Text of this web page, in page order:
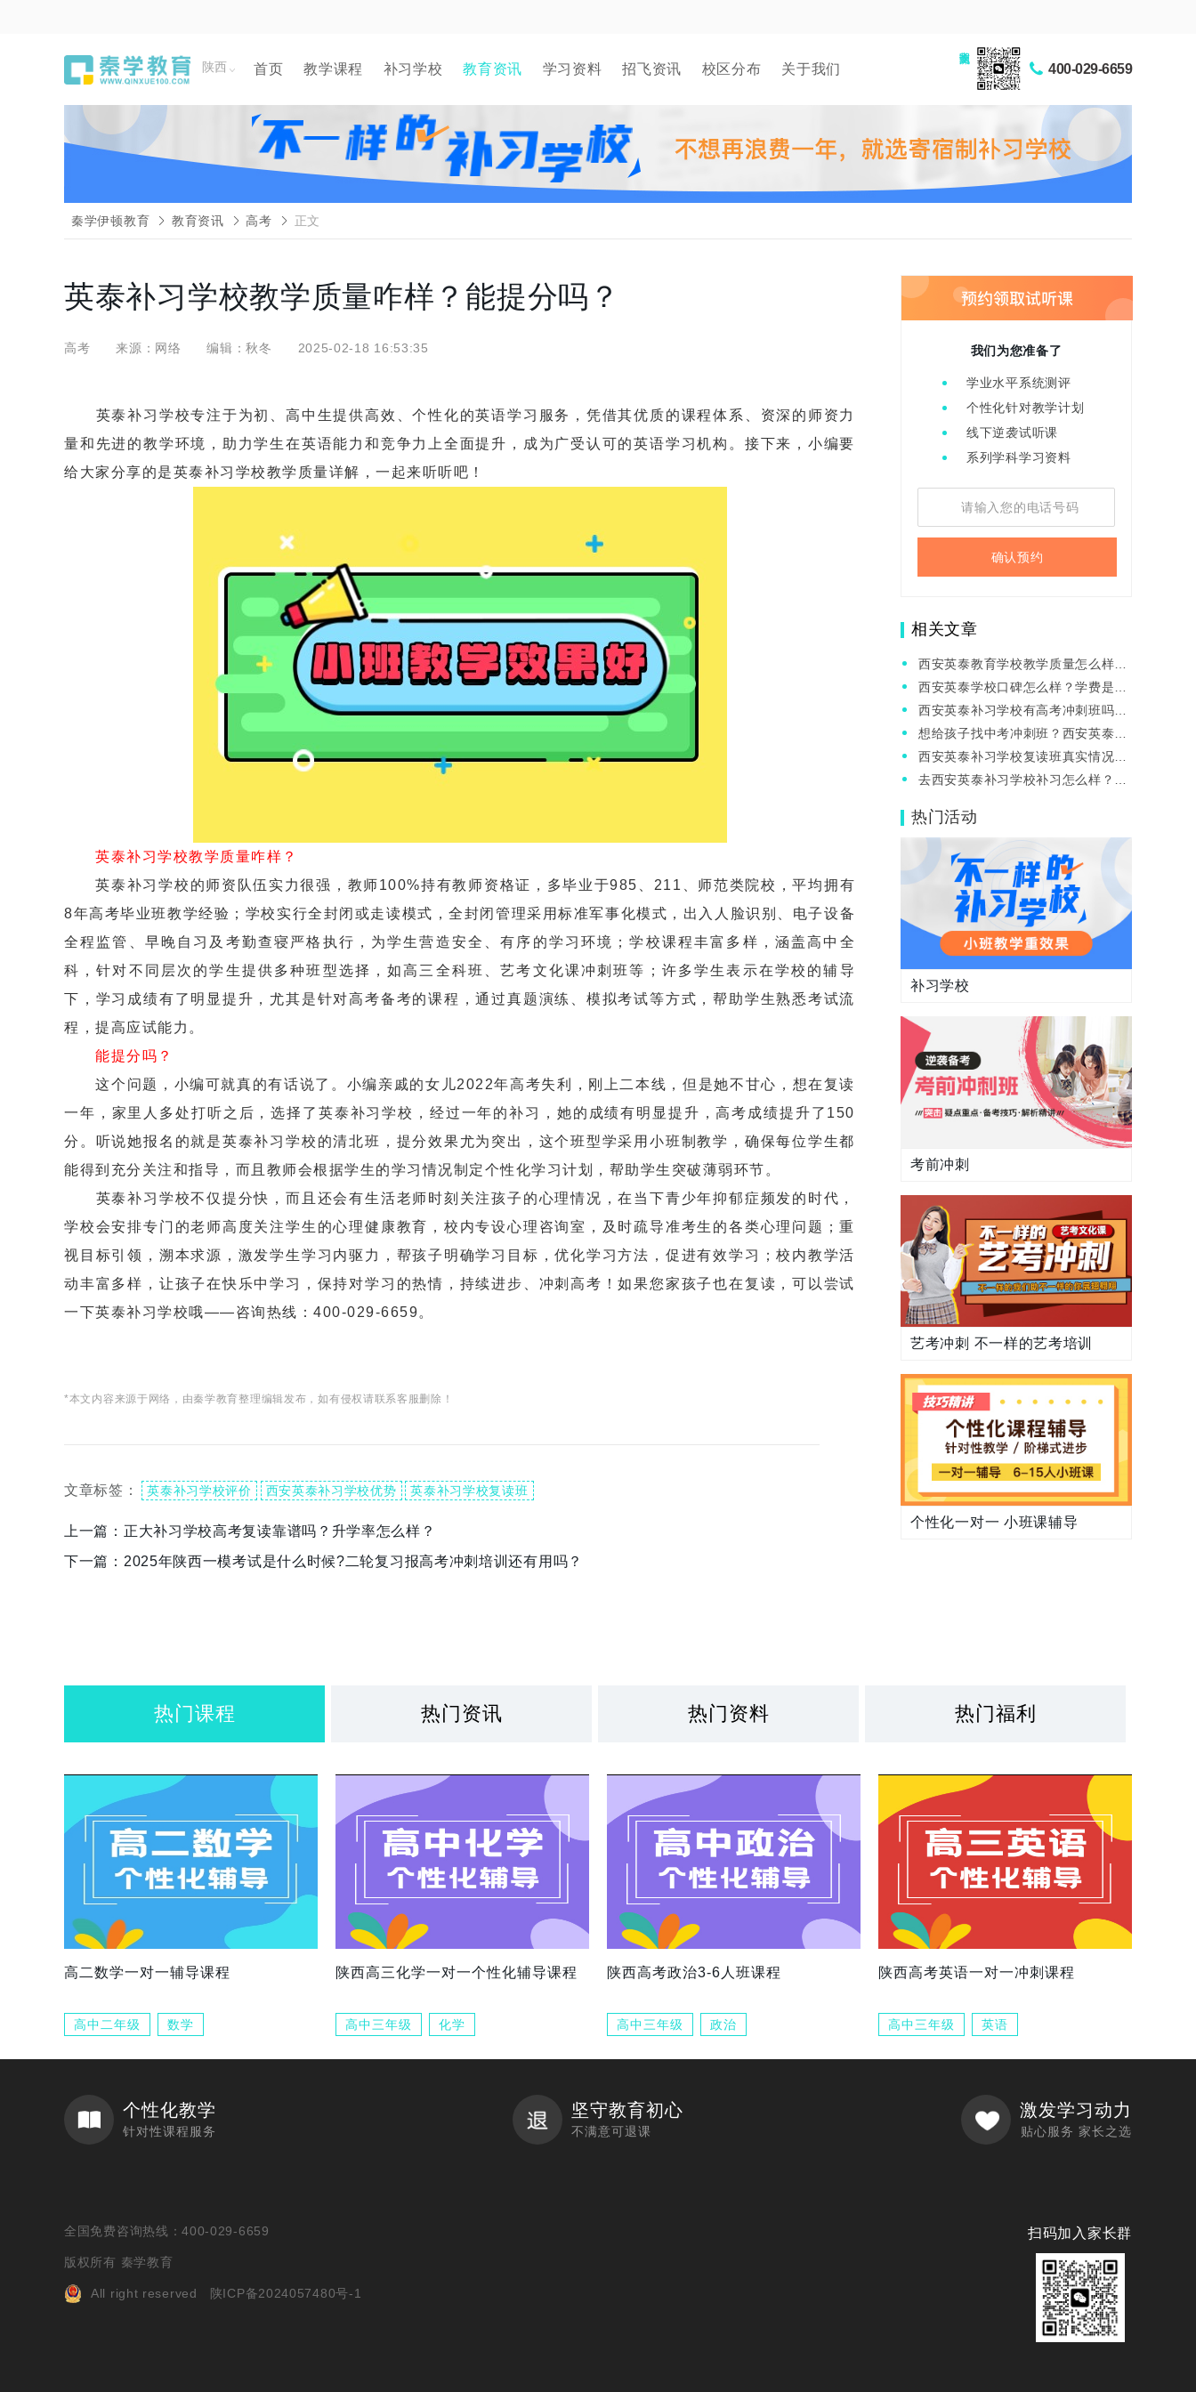
陕西 首页 教学课程 补习学校 教育资讯 学习资料 招飞资讯 校区分布 关于我们 400-029-6659
秦学伊顿教育 教育资讯 高考 正文
英泰补习学校教学质量咋样？能提分吗？
高考 来源：网络 编辑：秋冬 2025-02-18 16:53:35
英泰补习学校专注于为初、高中生提供高效、个性化的英语学习服务，凭借其优质的课程体系、资深的师资力
量和先进的教学环境，助力学生在英语能力和竞争力上全面提升，成为广受认可的英语学习机构。接下来，小编要
给大家分享的是英泰补习学校教学质量详解，一起来听听吧！
英泰补习学校教学质量咋样？
英泰补习学校的师资队伍实力很强，教师100%持有教师资格证，多毕业于985、211、师范类院校，平均拥有
8年高考毕业班教学经验；学校实行全封闭或走读模式，全封闭管理采用标准军事化模式，出入人脸识别、电子设备
全程监管、早晚自习及考勤查寝严格执行，为学生营造安全、有序的学习环境；学校课程丰富多样，涵盖高中全
科，针对不同层次的学生提供多种班型选择，如高三全科班、艺考文化课冲刺班等；许多学生表示在学校的辅导
下，学习成绩有了明显提升，尤其是针对高考备考的课程，通过真题演练、模拟考试等方式，帮助学生熟悉考试流
程，提高应试能力。
能提分吗？
这个问题，小编可就真的有话说了。小编亲戚的女儿2022年高考失利，刚上二本线，但是她不甘心，想在复读
一年，家里人多处打听之后，选择了英泰补习学校，经过一年的补习，她的成绩有明显提升，高考成绩提升了150
分。听说她报名的就是英泰补习学校的清北班，提分效果尤为突出，这个班型学采用小班制教学，确保每位学生都
能得到充分关注和指导，而且教师会根据学生的学习情况制定个性化学习计划，帮助学生突破薄弱环节。
英泰补习学校不仅提分快，而且还会有生活老师时刻关注孩子的心理情况，在当下青少年抑郁症频发的时代，
学校会安排专门的老师高度关注学生的心理健康教育，校内专设心理咨询室，及时疏导准考生的各类心理问题；重
视目标引领，溯本求源，激发学生学习内驱力，帮孩子明确学习目标，优化学习方法，促进有效学习；校内教学活
动丰富多样，让孩子在快乐中学习，保持对学习的热情，持续进步、冲刺高考！如果您家孩子也在复读，可以尝试
一下英泰补习学校哦——咨询热线：400-029-6659。
*本文内容来源于网络，由秦学教育整理编辑发布，如有侵权请联系客服删除！
文章标签： 英泰补习学校评价 西安英泰补习学校优势 英泰补习学校复读班
上一篇： 正大补习学校高考复读靠谱吗？升学率怎么样？
下一篇： 2025年陕西一模考试是什么时候?二轮复习报高考冲刺培训还有用吗？
我们为您准备了
学业水平系统测评
个性化针对教学计划
线下逆袭试听课
系列学科学习资料
确认预约
相关文章
西安英泰教育学校教学质量怎么样？
师资好不好？
西安英泰学校口碑怎么样？学费是多
少？
西安英泰补习学校有高考冲刺班吗？
提分快不快？
想给孩子找中考冲刺班？西安英泰补
习学校的中考冲刺班怎么样？
西安英泰补习学校复读班真实情况如
何？(往届学生真实评价)
去西安英泰补习学校补习怎么样？家
热门活动
补习学校
考前冲刺
艺考冲刺 不一样的艺考培训
个性化一对一 小班课辅导
热门课程 热门资讯 热门资料 热门福利
高二数学一对一辅导课程
高中二年级 数学
陕西高三化学一对一个性化辅导课程
高中三年级 化学
陕西高考政治3-6人班课程
高中三年级 政治
陕西高考英语一对一冲刺课程
高中三年级 英语
个性化教学
针对性课程服务
坚守教育初心
不满意可退课
激发学习动力
贴心服务 家长之选
全国免费咨询热线：400-029-6659
版权所有 秦学教育
All right reserved 陕ICP备2024057480号-1
扫码加入家长群